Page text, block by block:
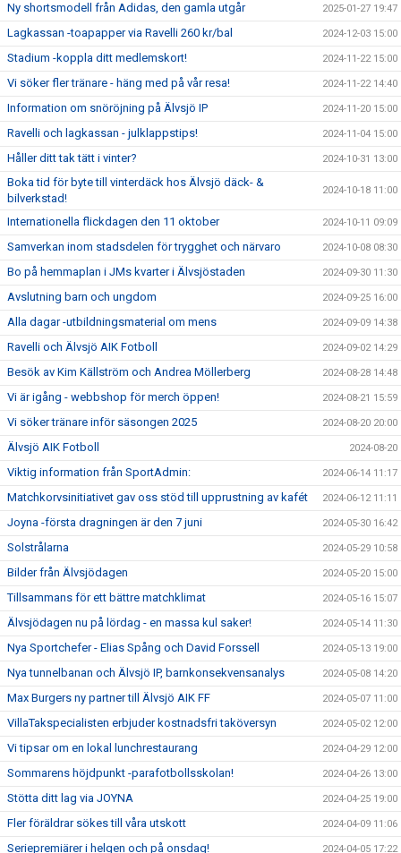
Ny shortsmodell från Adidas, den gamla utgår 2025-01-27 19:47
Lagkassan -toapapper via Ravelli 260 kr/bal 2024-12-03 15:00
Stadium -koppla ditt medlemskort! 2024-11-22 15:00
Vi söker fler tränare - häng med på vår resa! 2024-11-22 14:40
Information om snöröjning på Älvsjö IP 2024-11-20 15:00
Ravelli och lagkassan - julklappstips! 2024-11-04 15:00
Håller ditt tak tätt i vinter? 2024-10-31 13:00
Boka tid för byte till vinterdäck hos Älvsjö däck- &
bilverkstad!
2024-10-18 11:00
Internationella flickdagen den 11 oktober 2024-10-11 09:09
Samverkan inom stadsdelen för trygghet och närvaro 2024-10-08 08:30
Bo på hemmaplan i JMs kvarter i Älvsjöstaden 2024-09-30 11:30
Avslutning barn och ungdom 2024-09-25 16:00
Alla dagar -utbildningsmaterial om mens 2024-09-09 14:38
Ravelli och Älvsjö AIK Fotboll 2024-09-02 14:29
Besök av Kim Källström och Andrea Möllerberg 2024-08-28 14:48
Vi är igång - webbshop för merch öppen! 2024-08-21 15:59
Vi söker tränare inför säsongen 2025 2024-08-20 20:00
Älvsjö AIK Fotboll 2024-08-20
Viktig information från SportAdmin: 2024-06-14 11:17
Matchkorvsinitiativet gav oss stöd till upprustning av kafét 2024-06-12 11:11
Joyna -första dragningen är den 7 juni 2024-05-30 16:42
Solstrålarna 2024-05-29 10:58
Bilder från Älvsjödagen 2024-05-20 15:00
Tillsammans för ett bättre matchklimat 2024-05-16 15:07
Älvsjödagen nu på lördag - en massa kul saker! 2024-05-14 11:30
Nya Sportchefer - Elias Spång och David Forssell 2024-05-13 19:00
Nya tunnelbanan och Älvsjö IP, barnkonsekvensanalys 2024-05-08 14:20
Max Burgers ny partner till Älvsjö AIK FF 2024-05-07 11:00
VillaTakspecialisten erbjuder kostnadsfri taköversyn 2024-05-02 12:00
Vi tipsar om en lokal lunchrestaurang 2024-04-29 12:00
Sommarens höjdpunkt -parafotbollsskolan! 2024-04-26 13:00
Stötta ditt lag via JOYNA 2024-04-25 19:00
Fler föräldrar sökes till våra utskott 2024-04-09 11:06
Seriepremiärer i helgen och på onsdag! 2024-04-05 17:22